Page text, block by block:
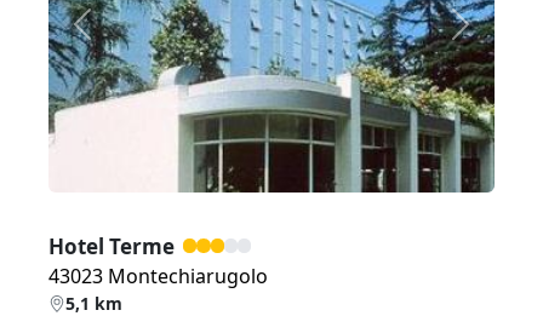
Zurück Weiter
Hotel Terme
43023 Montechiarugolo
5,1 km